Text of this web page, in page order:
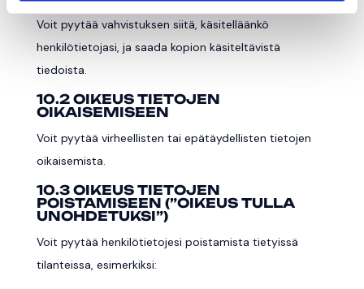
Voit pyytää vahvistuksen siitä, käsitelläänkö
henkilötietojasi, ja saada kopion käsiteltävistä
tiedoista.
10.2 OIKEUS TIETOJEN
OIKAISEMISEEN
Voit pyytää virheellisten tai epätäydellisten tietojen
oikaisemista.
10.3 OIKEUS TIETOJEN
POISTAMISEEN (”OIKEUS TULLA
UNOHDETUKSI”)
Voit pyytää henkilötietojesi poistamista tietyissä
tilanteissa, esimerkiksi: